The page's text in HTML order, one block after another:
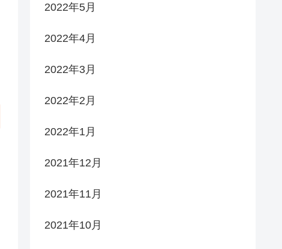
2022年5月
2022年4月
2022年3月
2022年2月
2022年1月
2021年12月
2021年11月
2021年10月